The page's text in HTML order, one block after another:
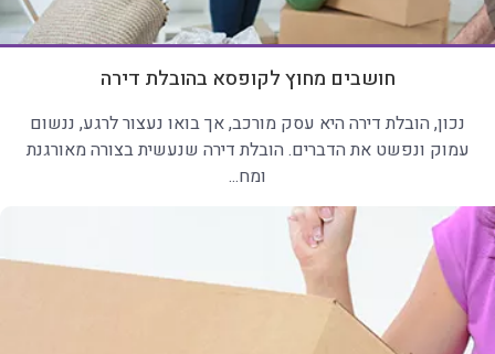
חושבים מחוץ לקופסא בהובלת דירה
נכון, הובלת דירה היא עסק מורכב, אך בואו נעצור לרגע, ננשום
עמוק ונפשט את הדברים. הובלת דירה שנעשית בצורה מאורגנת
ומח...